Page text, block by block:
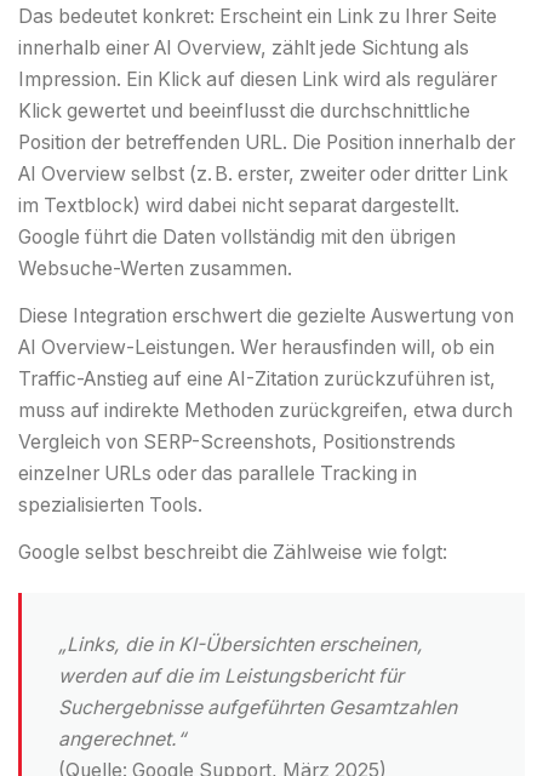
Das bedeutet konkret: Erscheint ein Link zu Ihrer Seite
innerhalb einer AI Overview, zählt jede Sichtung als
Impression. Ein Klick auf diesen Link wird als regulärer
Klick gewertet und beeinflusst die durchschnittliche
Position der betreffenden URL. Die Position innerhalb der
AI Overview selbst (z. B. erster, zweiter oder dritter Link
im Textblock) wird dabei nicht separat dargestellt.
Google führt die Daten vollständig mit den übrigen
Websuche-Werten zusammen.
Diese Integration erschwert die gezielte Auswertung von
AI Overview-Leistungen. Wer herausfinden will, ob ein
Traffic-Anstieg auf eine AI-Zitation zurückzuführen ist,
muss auf indirekte Methoden zurückgreifen, etwa durch
Vergleich von SERP-Screenshots, Positionstrends
einzelner URLs oder das parallele Tracking in
spezialisierten Tools.
Google selbst beschreibt die Zählweise wie folgt:
„Links, die in KI-Übersichten erscheinen,
werden auf die im Leistungsbericht für
Suchergebnisse aufgeführten Gesamtzahlen
angerechnet.“
(Quelle: Google Support, März 2025)